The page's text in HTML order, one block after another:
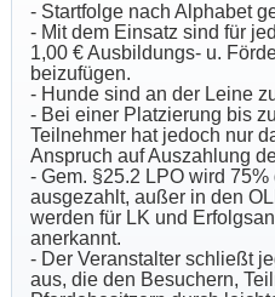
- Startfolge nach Alphabet
- Mit dem Einsatz sind für
1,00 € Ausbildungs- u.
beizufügen.
- Hunde sind an der Leine
- Bei einer Platzierung bis
Teilnehmer hat jedoch nur
Anspruch auf Auszahlung
- Gem. §25.2 LPO wird
ausgezahlt, außer in den
werden für LK und
anerkannt.
- Der Veranstalter schließt
aus, die den Besuchern,